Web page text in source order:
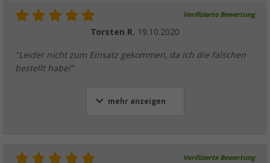
Verifizierte Bewertung
Torsten R. 19.10.2020
"Leider nicht zum Einsatz gekommen, da ich die falschen
bestellt habe!"
mehr anzeigen
Verifizierte Bewertung